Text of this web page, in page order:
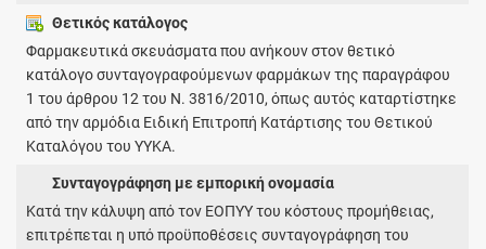
Θετικός κατάλογος
Φαρμακευτικά σκευάσματα που ανήκουν στον θετικό
κατάλογο συνταγογραφούμενων φαρμάκων της παραγράφου
1 του άρθρου 12 του Ν. 3816/2010, όπως αυτός καταρτίστηκε
από την αρμόδια Ειδική Επιτροπή Κατάρτισης του Θετικού
Καταλόγου του ΥΥΚΑ.
Συνταγογράφηση με εμπορική ονομασία
Κατά την κάλυψη από τον ΕΟΠΥΥ του κόστους προμήθειας,
επιτρέπεται η υπό προϋποθέσεις συνταγογράφηση του